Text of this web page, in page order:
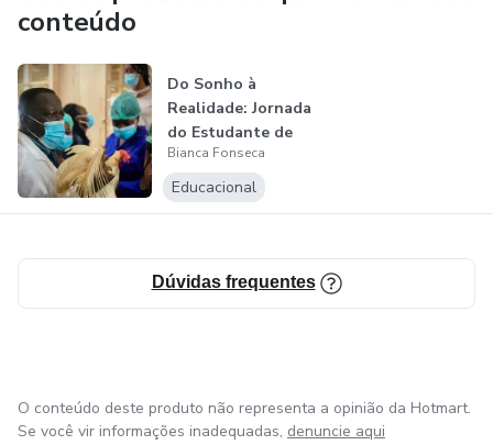
conteúdo
Do Sonho à
Realidade: Jornada
do Estudante de
Veterinária
Bianca Fonseca
Educacional
Dúvidas frequentes
O conteúdo deste produto não representa a opinião da Hotmart.
Se você vir informações inadequadas, denuncie aqui